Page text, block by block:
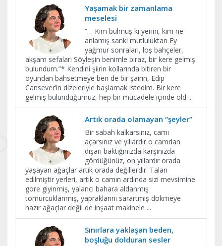
Yaşamak bir zamanlama
meselesi
“… Kim bulmuş ki yerini, kim ne
anlamış sanki mutluluktan Ey
yağmur sonraları, loş bahçeler,
akşam sefaları Söyleşin benimle biraz, bir kere gelmiş
bulundum.”* Kendini şiirin kollarında bitiren bir
oyundan bahsetmeye ben de bir şairin, Edip
Cansever’in dizeleriyle başlamak istedim. Bir kere
gelmiş bulunduğumuz, hep bir mücadele içinde old ...
Artık orada olamayan “şeyler”
Bir sabah kalkarsınız, camı
açarsınız ve yıllardır o camdan
dışarı baktığınızda karşınızda
gördüğünüz, on yıllardır orada
yaşayan ağaçlar artık orada değillerdir. Talan
edilmiştir yerleri, artık o camın ardında sizi mevsimine
göre giyinmiş, yalancı bahara aldanmış
tomurcuklanmış, yapraklarını sarartmış dökmeye
hazır ağaçlar değil de inşaat makinele ...
Sınırlara yaklaşan beden,
boşluğu dolduran sesler